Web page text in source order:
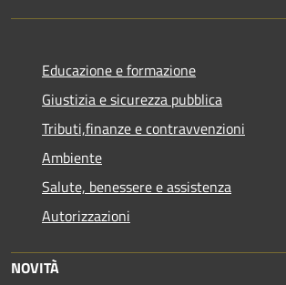
Educazione e formazione
Giustizia e sicurezza pubblica
Tributi,finanze e contravvenzioni
Ambiente
Salute, benessere e assistenza
Autorizzazioni
NOVITÀ